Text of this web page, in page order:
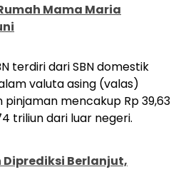
Mama Maria
terdiri dari SBN domestik
valuta asing (valas)
pinjaman mencakup Rp 39,63
triliun dari luar negeri.
Diprediksi Berlanjut,